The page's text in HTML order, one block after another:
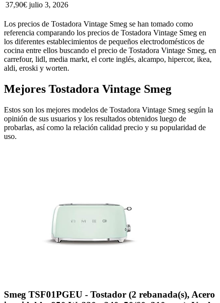
37,90€ julio 3, 2026
Los precios de Tostadora Vintage Smeg se han tomado como
referencia comparando los precios de Tostadora Vintage Smeg en
los diferentes establecimientos de pequeños electrodomésticos de
cocina entre ellos buscando el precio de Tostadora Vintage Smeg, en
carrefour, lidl, media markt, el corte inglés, alcampo, hipercor, ikea,
aldi, eroski y worten.
Mejores Tostadora Vintage Smeg
Estos son los mejores modelos de Tostadora Vintage Smeg según la
opinión de sus usuarios y los resultados obtenidos luego de
probarlas, así como la relación calidad precio y su popularidad de
uso.
Smeg TSF01PGEU - Tostador (2 rebanada(s), Acero